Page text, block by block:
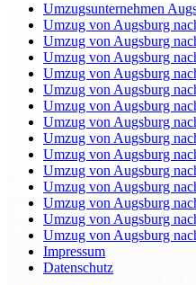
Umzugsunternehmen
Umzug von Augsburg
Umzug von Augsburg
Umzug von Augsburg
Umzug von Augsburg
Umzug von Augsburg
Umzug von Augsburg
Umzug von Augsburg
Umzug von Augsburg
Umzug von Augsburg
Umzug von Augsburg
Umzug von Augsburg
Umzug von Augsburg
Umzug von Augsburg
Umzug von Augsburg
Impressum
Datenschutz